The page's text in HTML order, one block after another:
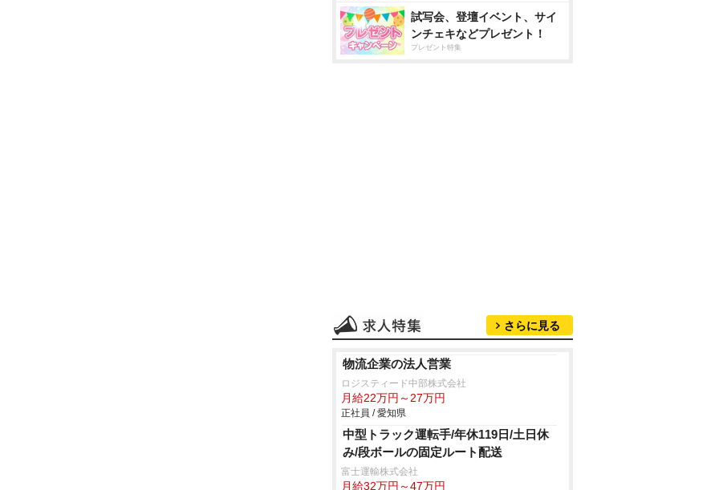
試写会、登壇イベント、サイ
ンチェキなどプレゼント！
プレゼント特集
さらに見る
物流企業の法人営業
ロジスティード中部株式会社
月給22万円～27万円
正社員 / 愛知県
中型トラック運転手/年休119日/土日休
み/段ボールの固定ルート配送
富士運輸株式会社
月給32万円～47万円